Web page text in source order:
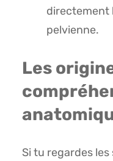
directement
pelvienne.
Les
Si tu regardes